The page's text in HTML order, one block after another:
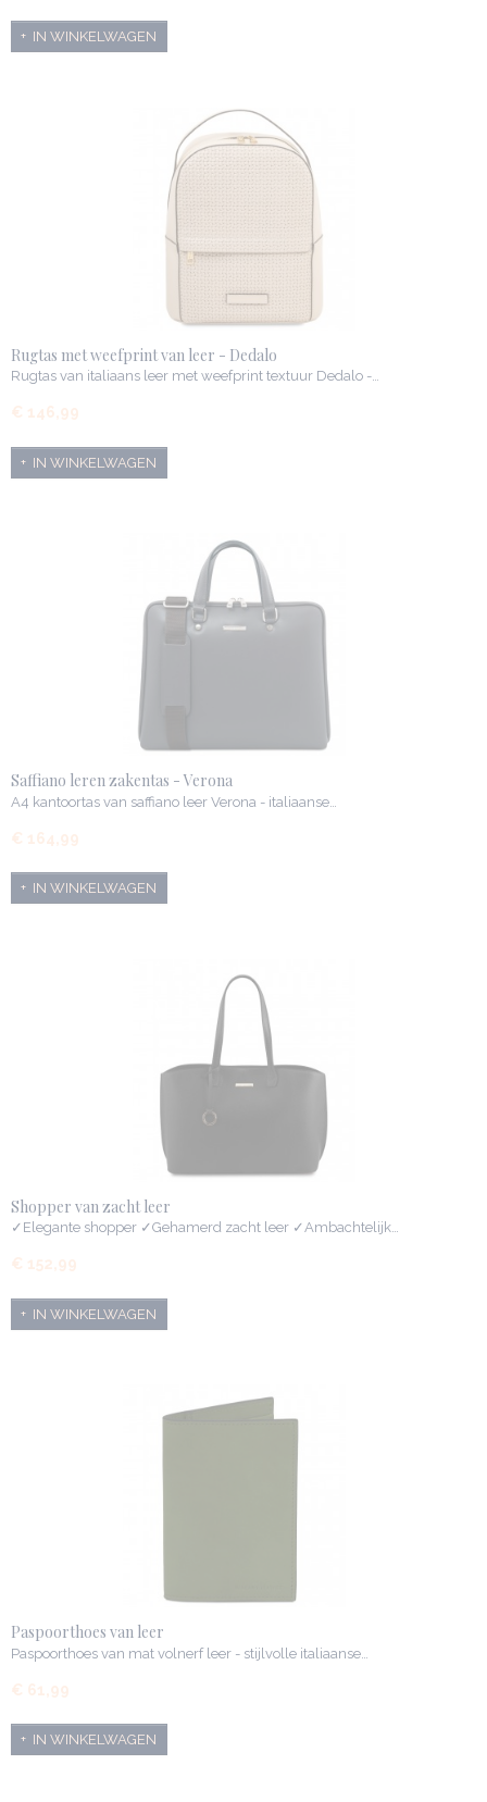
IN WINKELWAGEN
Rugtas met weefprint van leer - Dedalo
Rugtas van italiaans leer met weefprint textuur Dedalo -…
€ 146,99
IN WINKELWAGEN
Saffiano leren zakentas - Verona
A4 kantoortas van saffiano leer Verona - italiaanse…
€ 164,99
IN WINKELWAGEN
Shopper van zacht leer
✓Elegante shopper ✓Gehamerd zacht leer ✓Ambachtelijk…
€ 152,99
IN WINKELWAGEN
Paspoorthoes van leer
Paspoorthoes van mat volnerf leer - stijlvolle italiaanse…
€ 61,99
IN WINKELWAGEN